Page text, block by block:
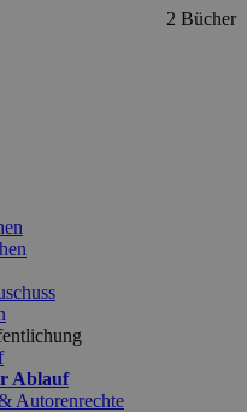
Ablauf
Autorenrechte
2 Bücher